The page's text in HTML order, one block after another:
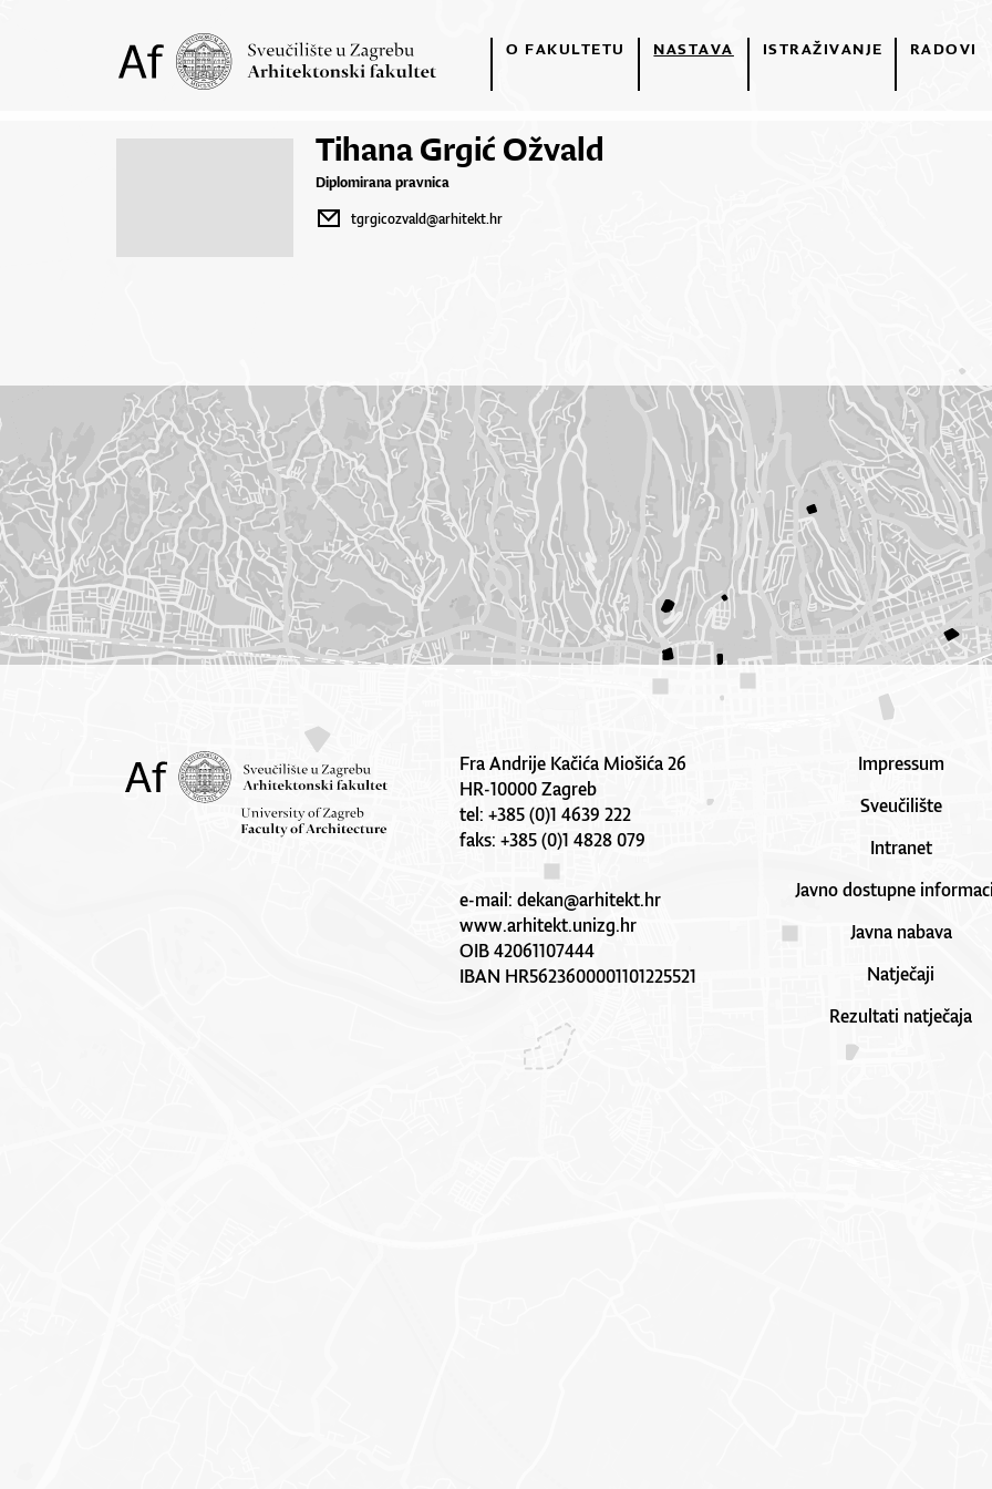
O FAKULTETU NASTAVA ISTRAŽIVANJE RADOVI
Tihana Grgić Ožvald
Diplomirana pravnica
tgrgicozvald@arhitekt.hr
Fra Andrije Kačića Miošića 26
HR-10000 Zagreb
tel: +385 (0)1 4639 222
faks: +385 (0)1 4828 079
e-mail:dekan@arhitekt.hr
www.arhitekt.unizg.hr
OIB 42061107444
IBAN HR5623600001101225521
Impressum
Sveučilište
Intranet
Javno dostupne
Javna nabava
Natječaji
Rezultati natječaja